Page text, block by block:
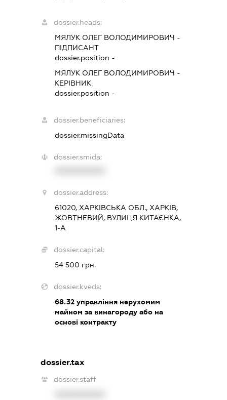
dossier.heads:
МЯЛУК ОЛЕГ ВОЛОДИМИРОВИЧ -
ПІДПИСАНТ
dossier.position -
МЯЛУК ОЛЕГ ВОЛОДИМИРОВИЧ -
КЕРІВНИК
dossier.position -
dossier.beneficiaries:
dossier.missingData
dossier.smida:
dossier.address:
61020, ХАРКІВСЬКА ОБЛ., ХАРКІВ,
ЖОВТНЕВИЙ, ВУЛИЦЯ КИТАЄНКА,
1-А
dossier.capital:
54 500 грн.
dossier.kveds:
68.32управління нерухомим
майном за винагороду або на
основі контракту
dossier.tax
dossier.staff